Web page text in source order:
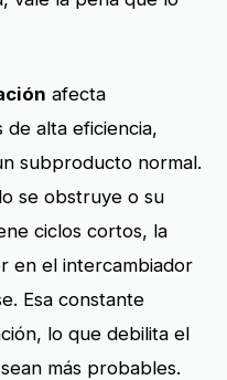
afecta
alta eficiencia,
subproducto normal.
se obstruye o su
ciclos cortos, la
en el intercambiador
Esa constante
lo que debilita el
más probables.